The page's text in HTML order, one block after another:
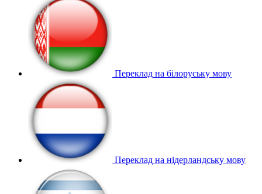
Переклад на білоруську мову
Переклад на нідерландську мову